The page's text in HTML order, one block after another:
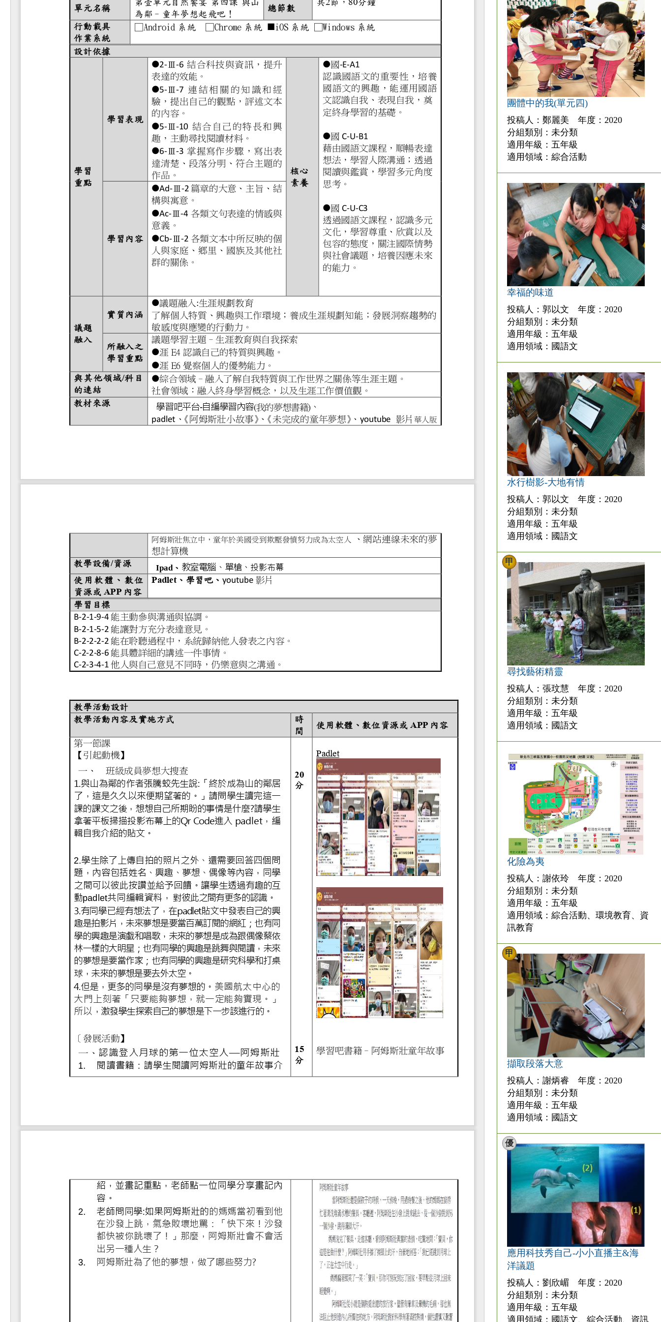
團體中的我(單元四)
投稿人：鄭麗美 年度：2020
分組類別：未分類
適用年級：五年級
適用領域：綜合活動
幸福的味道
投稿人：郭以文 年度：2020
分組類別：未分類
適用年級：五年級
適用領域：國語文
水行樹影-大地有情
投稿人：郭以文 年度：2020
分組類別：未分類
適用年級：五年級
適用領域：國語文
尋找藝術精靈
甲
投稿人：張玟慧 年度：2020
分組類別：未分類
適用年級：五年級
適用領域：國語文
化險為夷
投稿人：謝依玲 年度：2020
分組類別：未分類
適用年級：五年級
適用領域：綜合活動、環境教育、資
訊教育
擷取段落大意
甲
投稿人：謝炳睿 年度：2020
分組類別：未分類
適用年級：五年級
適用領域：國語文
應用科技秀自己-小小直播主&海
洋議題
優
投稿人：劉欣嵋 年度：2020
分組類別：未分類
適用年級：五年級
適用領域：國語文、綜合活動、資訊